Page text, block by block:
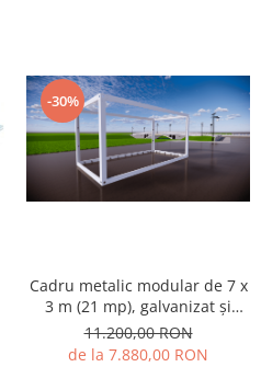
-30%
Cadru metalic modular de 7 x
3 m (21 mp), galvanizat și
vopsit electrostatic, livrat sub
formă de kit cu montaj rapid
11.200,00 RON
de la 7.880,00 RON